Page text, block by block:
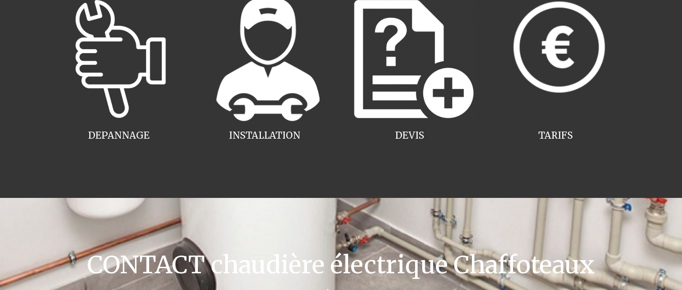
INSTALLATION
DEPANNAGE TARIFS
DEVIS
CONTACT chaudière électrique Chaffoteaux